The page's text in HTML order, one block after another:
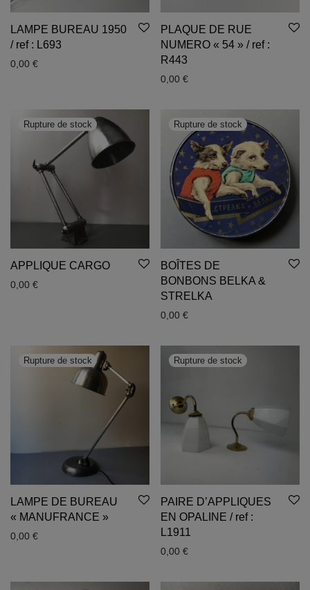
LAMPE BUREAU 1950
/ ref : L693
0,00 €
PLAQUE DE RUE
NUMERO « 54 » / ref :
R443
0,00 €
APPLIQUE CARGO
0,00 €
BOÎTES DE
BONBONS BELKA &
STRELKA
0,00 €
LAMPE DE BUREAU
« MANUFRANCE »
0,00 €
PAIRE D’APPLIQUES
EN OPALINE / ref :
L1911
0,00 €